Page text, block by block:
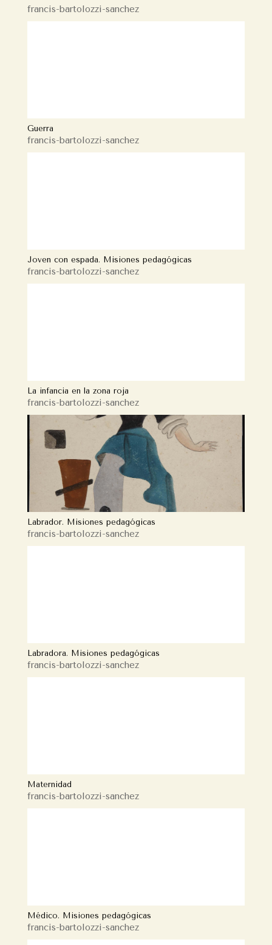
francis-bartolozzi-sanchez
Guerra
francis-bartolozzi-sanchez
Joven con espada. Misiones pedagógicas
francis-bartolozzi-sanchez
La infancia en la zona roja
francis-bartolozzi-sanchez
Labrador. Misiones pedagógicas
francis-bartolozzi-sanchez
Labradora. Misiones pedagógicas
francis-bartolozzi-sanchez
Maternidad
francis-bartolozzi-sanchez
Médico. Misiones pedagógicas
francis-bartolozzi-sanchez